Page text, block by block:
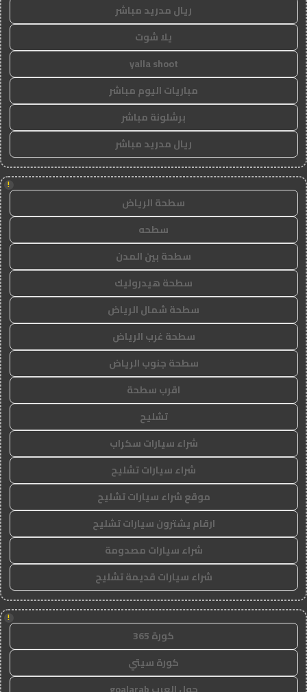
ريال مدريد مباشر
يلا شوت
yalla shoot
مباريات اليوم مباشر
برشلونة مباشر
ريال مدريد مباشر
!
سطحة الرياض
سطحه
سطحة بين المدن
سطحة هيدروليك
سطحة شمال الرياض
سطحة غرب الرياض
سطحة جنوب الرياض
اقرب سطحة
تشليح
شراء سيارات سكراب
شراء سيارات تشليح
موقع شراء سيارات تشليح
ارقام يشترون سيارات تشليح
شراء سيارات مصدومة
شراء سيارات قديمة تشليح
!
كورة 365
كورة سيتي